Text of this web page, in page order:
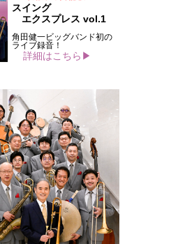
スイング
エクスプレス vol.1
角田健一ビッグバンド初の
ライブ録音！
詳細はこちら▶